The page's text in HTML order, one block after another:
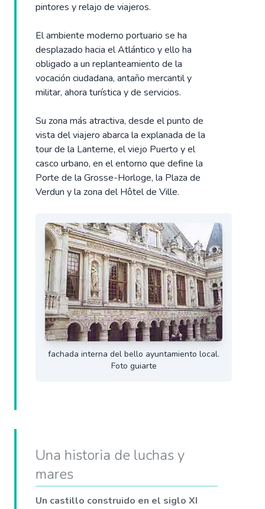
pintores y relajo de viajeros.
El ambiente moderno portuario se ha
desplazado hacia el Atlántico y ello ha
obligado a un replanteamiento de la
vocación ciudadana, antaño mercantil y
militar, ahora turística y de servicios.
Su zona más atractiva, desde el punto de
vista del viajero abarca la explanada de la
tour de la Lanterne, el viejo Puerto y el
casco urbano, en el entorno que define la
Porte de la Grosse-Horloge, la Plaza de
Verdun y la zona del Hôtel de Ville.
fachada interna del bello ayuntamiento local.
Foto guiarte
Una historia de luchas y
mares
Un castillo construido en el siglo XI